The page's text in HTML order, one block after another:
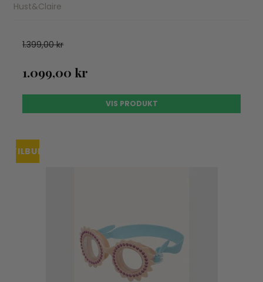
Hust&Claire
1.399,00 kr
1.099,00 kr
VIS PRODUKT
TILBUD